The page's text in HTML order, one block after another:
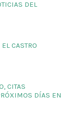
DEL
CASTRO
CITAS
DÍAS EN